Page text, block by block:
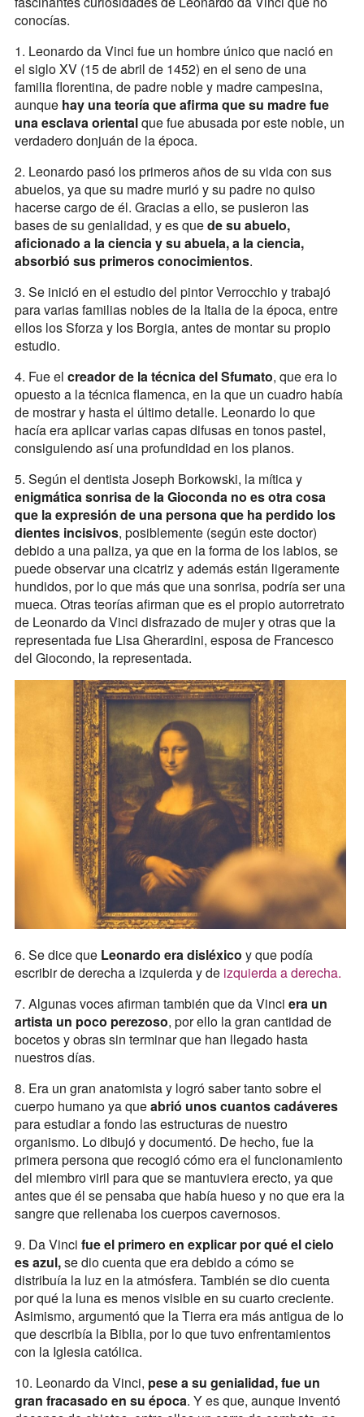
conocías.
1. Leonardo da Vinci fue un hombre único que nació en
el siglo XV (15 de abril de 1452) en el seno de una
familia florentina, de padre noble y madre campesina,
aunque hay una teoría que afirma que su madre fue
una esclava orientalque fue abusada por este noble, un
verdadero donjuán de la época.
2. Leonardo pasó los primeros años de su vida con sus
abuelos, ya que su madre murió y su padre no quiso
hacerse cargo de él. Gracias a ello, se pusieron las
bases de su genialidad, y es quede su abuelo,
aficionado a la ciencia y su abuela, a la ciencia,
absorbió sus primeros conocimientos.
3. Se inició en el estudio del pintor Verrocchio y trabajó
para varias familias nobles de la Italia de la época, entre
ellos los Sforza y los Borgia, antes de montar su propio
estudio.
4. Fue el creador de la técnica del Sfumato, que era lo
opuesto a la técnica flamenca, en la que un cuadro había
de mostrar y hasta el último detalle. Leonardo lo que
hacía era aplicar varias capas difusas en tonos pastel,
consiguiendo así una profundidad en los planos.
5. Según el dentista Joseph Borkowski, la mítica y
enigmática sonrisa de la Gioconda no es otra cosa
que la expresión de una persona que ha perdido los
dientes incisivos, posiblemente (según este doctor)
debido a una paliza, ya que en la forma de los labios, se
puede observar una cicatriz y además están ligeramente
hundidos, por lo que más que una sonrisa, podría ser una
mueca. Otras teorías afirman que es el propio autorretrato
de Leonardo da Vinci disfrazado de mujer y otras que la
representada fue Lisa Gherardini, esposa de Francesco
del Giocondo, la representada.
6. Se dice que Leonardo era disléxico y que podía
escribir de derecha a izquierda y de izquierda a derecha.
7. Algunas voces afirman también que da Vinci era un
artista un poco perezoso, por ello la gran cantidad de
bocetos y obras sin terminar que han llegado hasta
nuestros días.
8. Era un gran anatomista y logró saber tanto sobre el
cuerpo humano ya queabrió unos cuantos cadáveres
para estudiar a fondo las estructuras de nuestro
organismo. Lo dibujó y documentó. De hecho, fue la
primera persona que recogió cómo era el funcionamiento
del miembro viril para que se mantuviera erecto, ya que
antes que él se pensaba que había hueso y no que era la
sangre que rellenaba los cuerpos cavernosos.
9. Da Vinci fue el primero en explicar por qué el cielo
es azul,se dio cuenta que era debido a cómo se
distribuía la luz en la atmósfera. También se dio cuenta
por qué la luna es menos visible en su cuarto creciente.
Asimismo, argumentó que la Tierra era más antigua de lo
que describía la Biblia, por lo que tuvo enfrentamientos
con la Iglesia católica.
10. Leonardo da Vinci, pese a su genialidad, fue un
gran fracasado en su época. Y es que, aunque inventó